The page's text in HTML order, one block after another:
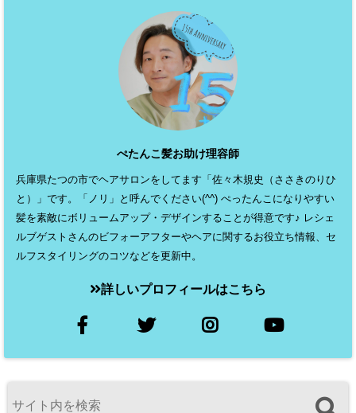
ぺたんこ髪お助け理容師
兵庫県たつの市でヘアサロンをしてます「佐々木規史（ささきのりひ
と）」です。「ノリ」と呼んでください(^^) ぺったんこになりやすい
髪を素敵にボリュームアップ・デザインすることが得意です♪ レシェ
ルブゲストさんのビフォーアフターやヘアに関するお役立ち情報、セ
ルフスタイリングのコツなどを更新中。
詳しいプロフィールはこちら